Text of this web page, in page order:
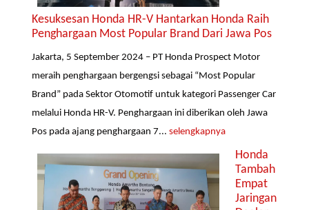
Kesuksesan Honda HR-V Hantarkan Honda Raih
Penghargaan Most Popular Brand Dari Jawa Pos
Jakarta, 5 September 2024 – PT Honda Prospect Motor
meraih penghargaan bergengsi sebagai “Most Popular
Brand” pada Sektor Otomotif untuk kategori Passenger Car
melalui Honda HR-V. Penghargaan ini diberikan oleh Jawa
Pos pada ajang penghargaan 7...selengkapnya
Honda
Tambah
Empat
Jaringan